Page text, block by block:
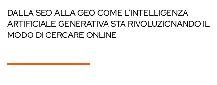
DALLA SEO ALLA GEO COME L’INTELLIGENZA
ARTIFICIALE GENERATIVA STA RIVOLUZIONANDO IL
MODO DI CERCARE ONLINE